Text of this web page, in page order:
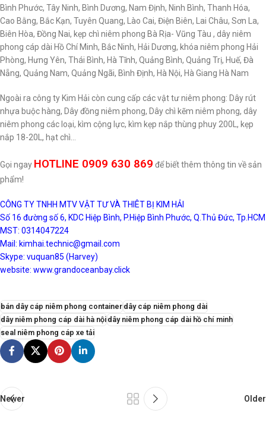
Bình Phước, Tây Ninh, Bình Dương, Nam Định, Ninh Bình, Thanh Hóa,
Cao Bằng, Bắc Kạn, Tuyên Quang, Lào Cai, Điện Biên, Lai Châu, Sơn La,
Biên Hòa, Đồng Nai, kẹp chì niêm phong Bà Rịa- Vũng Tàu , dây niêm
phong cáp dài Hồ Chí Minh, Bắc Ninh, Hải Dương, khóa niêm phong Hải
Phòng, Hưng Yên, Thái Bình, Hà Tĩnh, Quảng Bình, Quảng Trị, Huế, Đà
Nẵng, Quảng Nam, Quảng Ngãi, Bình Định, Hà Nội, Hà Giang Hà Nam
Ngoài ra công ty Kim Hải còn cung cấp các vật tư niêm phong: Dây rút
nhựa buộc hàng, Dây đồng niêm phong, Dây chì kẽm niêm phong, dây
niêm phong các loại, kìm cộng lực, kìm kẹp nắp thùng phuy 200L, kẹp
nắp 18-20L, hạt chì…
Gọi ngay HOTLINE 0909 630 869 để biết thêm thông tin về sản
phẩm!
CÔNG TY TNHH MTV VẬT TƯ VÀ THIÊT BỊ KIM HẢI
Số 16 đường số 6, KDC Hiệp Bình, P.Hiệp Bình Phước, Q.Thủ Đức, Tp.HCM
MST: 0314047224
Mail: kimhai.technic@gmail.com
Skype: vuquan85 (Harvey)
website: www.grandoceanbay.click
bán dây cáp niêm phong containerdây cáp niêm phong dài
dây niêm phong cáp dài hà nộidây niêm phong cáp dài hồ chí minh
seal niêm phong cáp xe tải
Newer Older